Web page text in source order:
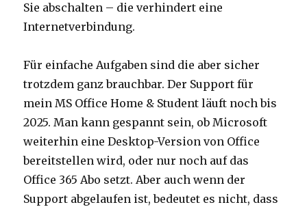
Sie abschalten – die verhindert eine
Internetverbindung.
Für einfache Aufgaben sind die aber sicher
trotzdem ganz brauchbar. Der Support für
mein MS Office Home & Student läuft noch bis
2025. Man kann gespannt sein, ob Microsoft
weiterhin eine Desktop-Version von Office
bereitstellen wird, oder nur noch auf das
Office 365 Abo setzt. Aber auch wenn der
Support abgelaufen ist, bedeutet es nicht, dass